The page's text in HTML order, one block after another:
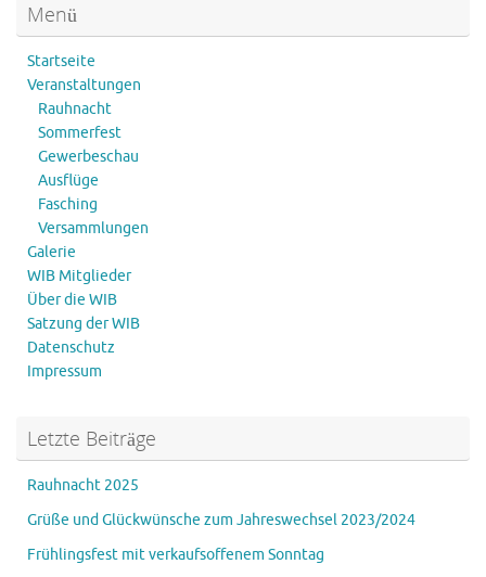
Menü
Startseite
Veranstaltungen
Rauhnacht
Sommerfest
Gewerbeschau
Ausflüge
Fasching
Versammlungen
Galerie
WIB Mitglieder
Über die WIB
Satzung der WIB
Datenschutz
Impressum
Letzte Beiträge
Rauhnacht 2025
Grüße und Glückwünsche zum Jahreswechsel 2023/2024
Frühlingsfest mit verkaufsoffenem Sonntag